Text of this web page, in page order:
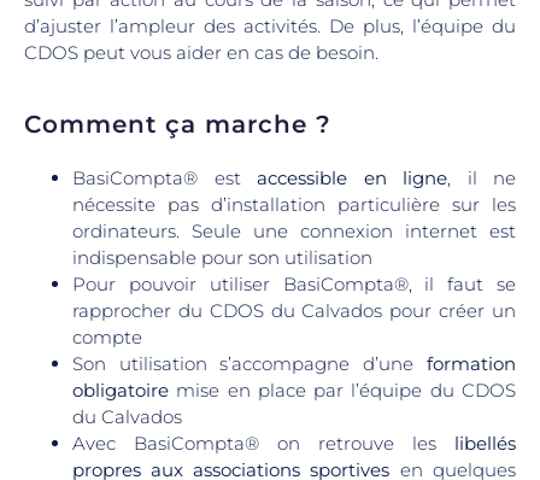
d’ajuster l’ampleur des activités. De plus, l’équipe du
CDOS peut vous aider en cas de besoin.
Comment ça marche ?
BasiCompta® est accessible en ligne, il ne
nécessite pas d’installation particulière sur les
ordinateurs. Seule une connexion internet est
indispensable pour son utilisation
Pour pouvoir utiliser BasiCompta®, il faut se
rapprocher du CDOS du Calvados pour créer un
compte
Son utilisation s’accompagne d’une formation
obligatoire mise en place par l’équipe du CDOS
du Calvados
Avec BasiCompta® on retrouve les libellés
propres aux associations sportives en quelques